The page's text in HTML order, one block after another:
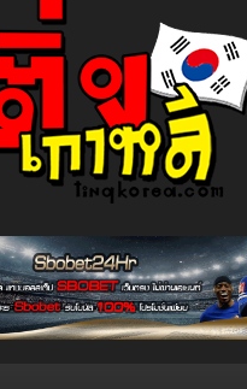
เว็บไซต์ข่าว
หลี เปิดวาร์ป
ล ดารา คนดัง
นิยมทั่วโลก